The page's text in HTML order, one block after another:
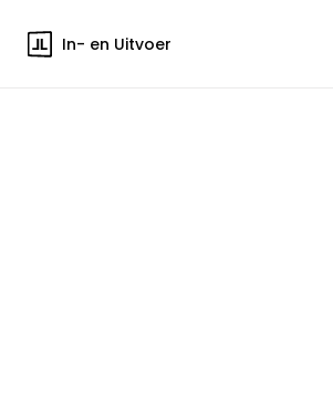
In- en Uitvoer